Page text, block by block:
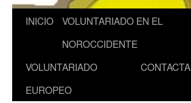
INICIO
VOLUNTARIADO EN EL
NOROCCIDENTE
VOLUNTARIADO
EUROPEO
CONTACTA